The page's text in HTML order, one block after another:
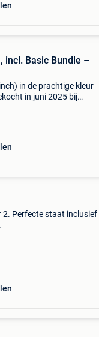
incl. Basic Bundle –
in de prachtige kleur
in juni 2025 bij
Perfecte staat inclusief